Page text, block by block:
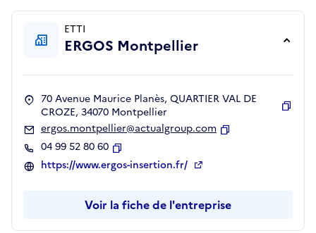
ETTI
ERGOS Montpellier
70 Avenue Maurice Planès, QUARTIER VAL DE
CROZE, 34070 Montpellier
ergos.montpellier@actualgroup.com
04 99 52 80 60
Copier
https://www.ergos-insertion.fr/
Voir la fiche de l'entreprise